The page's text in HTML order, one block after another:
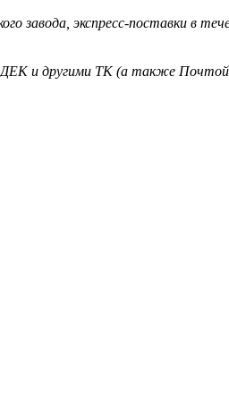
завода, экспресс-поставки в
и другими ТК (а также Почтой